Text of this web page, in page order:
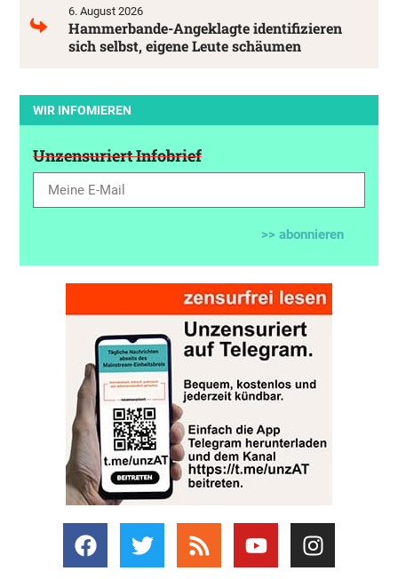
6. August 2026
Hammerbande-Angeklagte identifizieren
sich selbst, eigene Leute schäumen
WIR INFOMIEREN
Unzensuriert Infobrief
>> abonnieren